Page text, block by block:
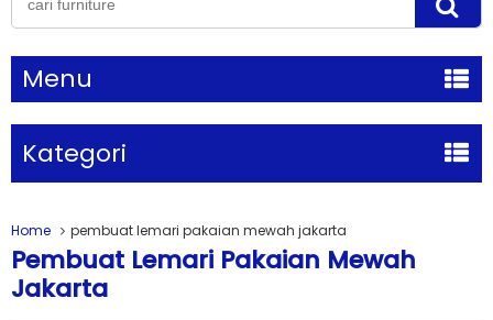
Menu
Kategori
Home pembuat lemari pakaian mewah jakarta
Pembuat Lemari Pakaian Mewah
Jakarta